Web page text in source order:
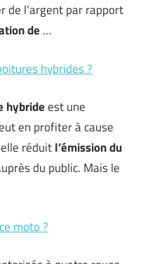
de l’argent par rapport
de …
hybrides ?
hybrideest une
en profiter à cause
réduitl’émission du
du public. Mais le
moto ?